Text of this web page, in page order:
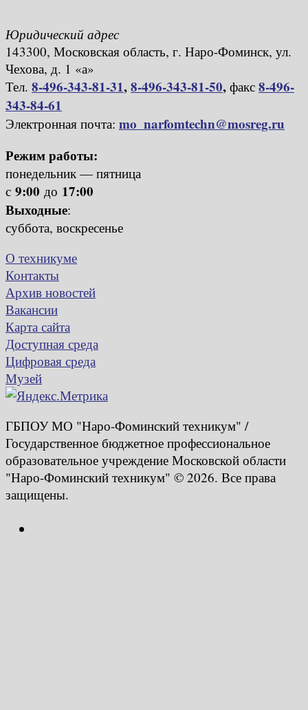
Юридический адрес
143300, Московская область, г. Наро-Фоминск, ул.
Чехова, д. 1 «а»
Тел. 8-496-343-81-31,8-496-343-81-50, факс 8-496-
343-84-61
Электронная почта: mo_narfomtechn@mosreg.ru
Режим работы:
понедельник — пятница
с 9:00 до 17:00
Выходные:
суббота, воскресенье
О техникуме
Контакты
Архив новостей
Вакансии
Карта сайта
Доступная среда
Цифровая среда
Музей
ГБПОУ МО "Наро-Фоминский техникум" /
Государственное бюджетное профессиональное
образовательное учреждение Московской области
"Наро-Фоминский техникум" © 2026. Все права
защищены.